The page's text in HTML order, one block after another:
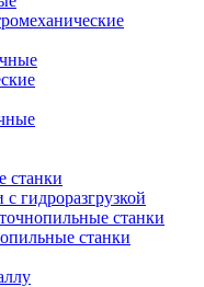
станки
гидроразгрузкой
станки
станки